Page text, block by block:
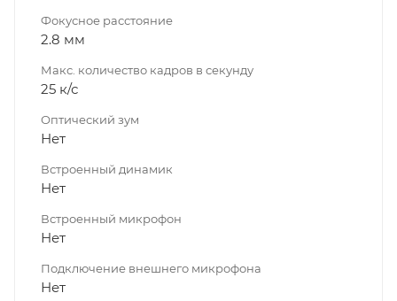
Фокусное расстояние
2.8 мм
Макс. количество кадров в секунду
25 к/с
Оптический зум
Нет
Встроенный динамик
Нет
Встроенный микрофон
Нет
Подключение внешнего микрофона
Нет